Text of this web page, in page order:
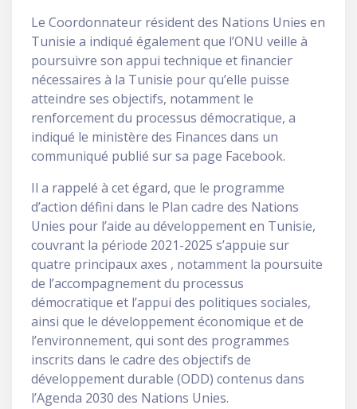
Le Coordonnateur résident des Nations Unies en
Tunisie a indiqué également que l’ONU veille à
poursuivre son appui technique et financier
nécessaires à la Tunisie pour qu’elle puisse
atteindre ses objectifs, notamment le
renforcement du processus démocratique, a
indiqué le ministère des Finances dans un
communiqué publié sur sa page Facebook.
Il a rappelé à cet égard, que le programme
d’action défini dans le Plan cadre des Nations
Unies pour l’aide au développement en Tunisie,
couvrant la période 2021-2025 s’appuie sur
quatre principaux axes , notamment la poursuite
de l’accompagnement du processus
démocratique et l’appui des politiques sociales,
ainsi que le développement économique et de
l’environnement, qui sont des programmes
inscrits dans le cadre des objectifs de
développement durable (ODD) contenus dans
l’Agenda 2030 des Nations Unies.